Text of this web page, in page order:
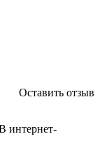
Оставить отзыв
интернет-